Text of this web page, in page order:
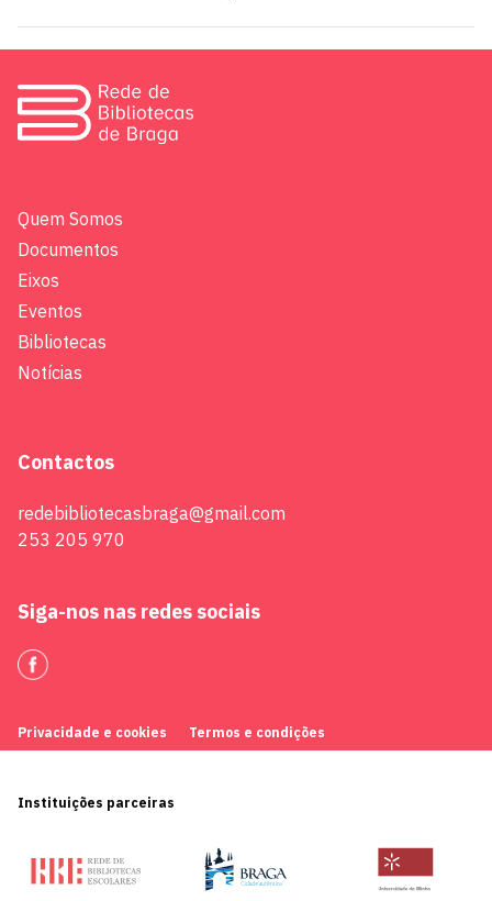
Quem Somos
Documentos
Eixos
Eventos
Bibliotecas
Notícias
Contactos
redebibliotecasbraga@gmail.com
253 205 970
Siga-nos nas redes sociais
Privacidade e cookies Termos e condições
Instituições parceiras